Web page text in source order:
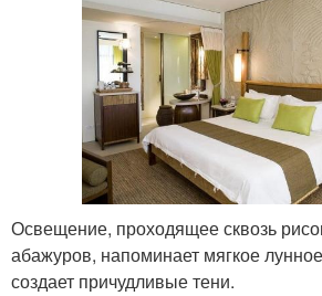
Освещение, проходящее сквозь
абажуров, напоминает мягкое
создает причудливые тени.